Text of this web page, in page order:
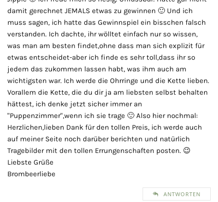
damit gerechnet JEMALS etwas zu gewinnen 🙂 Und ich
muss sagen, ich hatte das Gewinnspiel ein bisschen falsch
verstanden. Ich dachte, ihr wölltet einfach nur so wissen,
was man am besten findet,ohne dass man sich explizit für
etwas entscheidet-aber ich finde es sehr toll,dass ihr so
jedem das zukommen lassen habt, was ihm auch am
wichtigsten war. Ich werde die Ohrringe und die Kette lieben.
Vorallem die Kette, die du dir ja am liebsten selbst behalten
hättest, ich denke jetzt sicher immer an
"Puppenzimmer",wenn ich sie trage 🙂 Also hier nochmal:
Herzlichen,lieben Dank für den tollen Preis, ich werde auch
auf meiner Seite noch darüber berichten und natürlich
Tragebilder mit den tollen Errungenschaften posten. 😉
Liebste Grüße
Brombeerliebe
ANTWORTEN